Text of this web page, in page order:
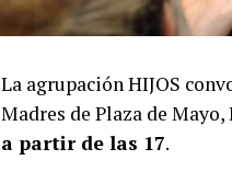
La agrupación HIJOS
Madres de Plaza de
a partir de las 17.